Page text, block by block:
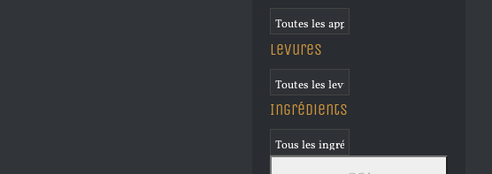
Levures
Ingrédients